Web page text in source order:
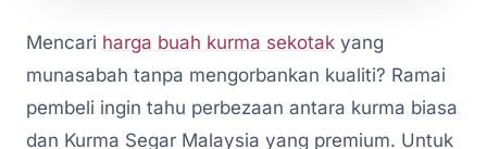
Mencari harga buah kurma sekotak yang
munasabah tanpa mengorbankan kualiti? Ramai
pembeli ingin tahu perbezaan antara kurma biasa
dan Kurma Segar Malaysia yang premium. Untuk